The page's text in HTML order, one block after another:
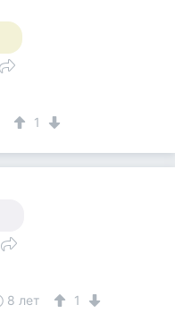
1
8 лет 1